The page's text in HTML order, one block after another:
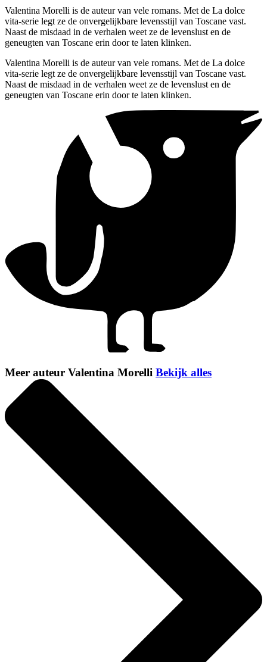
Valentina Morelli is de auteur van vele romans. Met de La dolce
vita-serie legt ze de onvergelijkbare levensstijl van Toscane vast.
Naast de misdaad in de verhalen weet ze de levenslust en de
geneugten van Toscane erin door te laten klinken.
Valentina Morelli is de auteur van vele romans. Met de La dolce
vita-serie legt ze de onvergelijkbare levensstijl van Toscane vast.
Naast de misdaad in de verhalen weet ze de levenslust en de
geneugten van Toscane erin door te laten klinken.
Meer auteur Valentina Morelli Bekijk alles